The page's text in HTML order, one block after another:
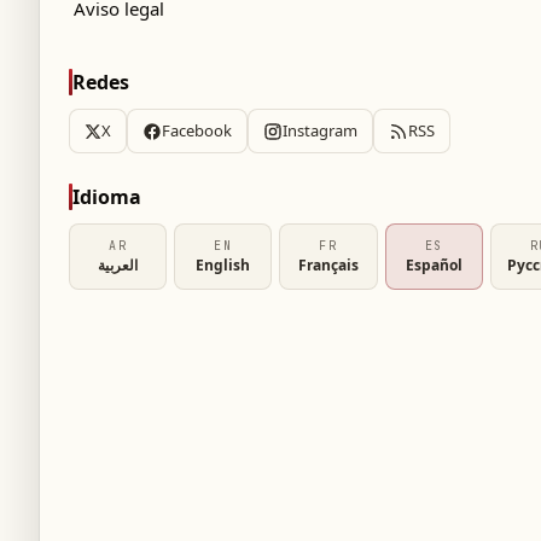
por alucinaciones visuales complejas
debido a daños en las vías sensoriales
Aviso legal
Redes
X Facebook Instagram RSS
Idioma
AR
العربية
EN
English
FR
Français
ES
Español